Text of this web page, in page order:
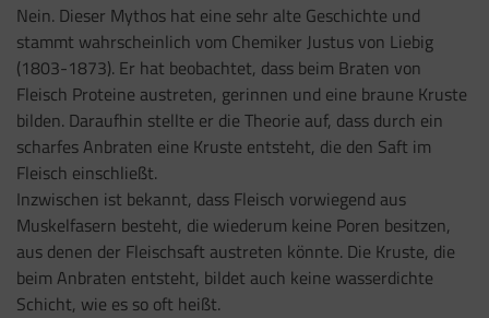
Nein. Dieser Mythos hat eine sehr alte Geschichte und
stammt wahrscheinlich vom Chemiker Justus von Liebig
(1803-1873). Er hat beobachtet, dass beim Braten von
Fleisch Proteine austreten, gerinnen und eine braune Kruste
bilden. Daraufhin stellte er die Theorie auf, dass durch ein
scharfes Anbraten eine Kruste entsteht, die den Saft im
Fleisch einschließt.
Inzwischen ist bekannt, dass Fleisch vorwiegend aus
Muskelfasern besteht, die wiederum keine Poren besitzen,
aus denen der Fleischsaft austreten könnte. Die Kruste, die
beim Anbraten entsteht, bildet auch keine wasserdichte
Schicht, wie es so oft heißt.